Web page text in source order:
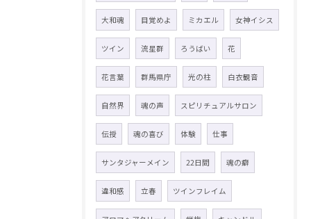
大和魂 目覚めよ ミカエル 女神イシス
ツイン 流星群 ろうばい 花
花言葉 群馬県庁 光の柱 白衣観音
自然界 魂の声 スピリチュアルサロン
伝授 魂の喜び 体験 仕事
サンタジャーメイン 22日間 魂の癖
違和感 立春 ツインフレイム